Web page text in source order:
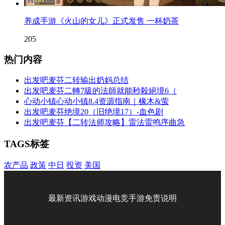
养成手游《火山的女儿》正式发售 一杯奶茶
205
热门内容
出发吧麦芬二转输出奶妈总结
出发吧麦芬二轉7級的法師就能秒殺絕境6（
心动小镇心动小镇8.4资源指南｜橡木&萤
出发吧麦芬绝境20（旧绝境17）-血色剧
出发吧麦芬【二转法师攻略】雷法雷鸣序曲急
TAGS标签
农产品 政策 中日 投资 美国
最新资讯游戏动漫电竞手游免责说明